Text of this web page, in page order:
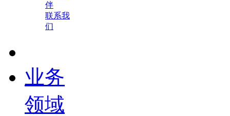
伴
联系我
们
业务
领域